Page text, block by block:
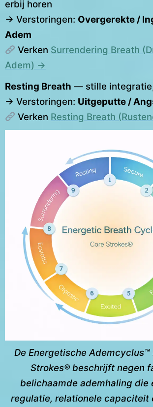
erbij horen
→ Verstoringen: Overgerekte /
Adem
Verken Surrendering Breath
Adem) →
Resting Breath — stille
→ Verstoringen: Uitgeputte /
Verken Resting Breath
De Energetische Ademcyclus™
Strokes® beschrijft negen
belichaamde ademhaling die
regulatie, relationele capaciteit